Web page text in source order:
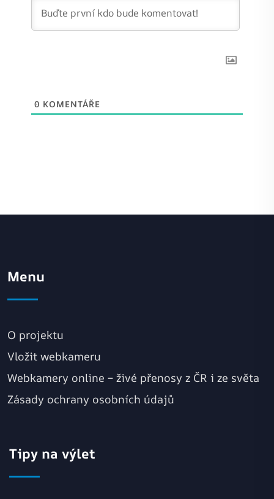
0 KOMENTÁŘE
Menu
O projektu
Vložit webkameru
Webkamery online – živé přenosy z ČR i ze světa
Zásady ochrany osobních údajů
Tipy na výlet